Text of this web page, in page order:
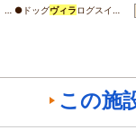
… ●ドッグヴィラログスイ…
この施